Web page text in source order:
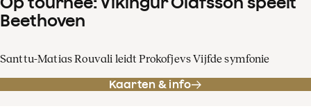
Beethoven
Santtu-Matias Rouvali leidt Prokofjevs Vijfde symfonie
Kaarten & info